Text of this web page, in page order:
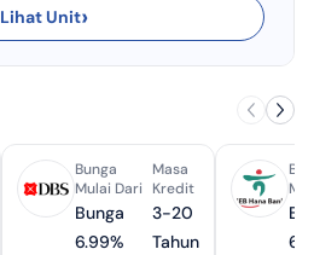
Lihat Unit›
Bunga
Mulai Dari
Bunga
6.99%
Masa
Kredit
3-20
Tahun